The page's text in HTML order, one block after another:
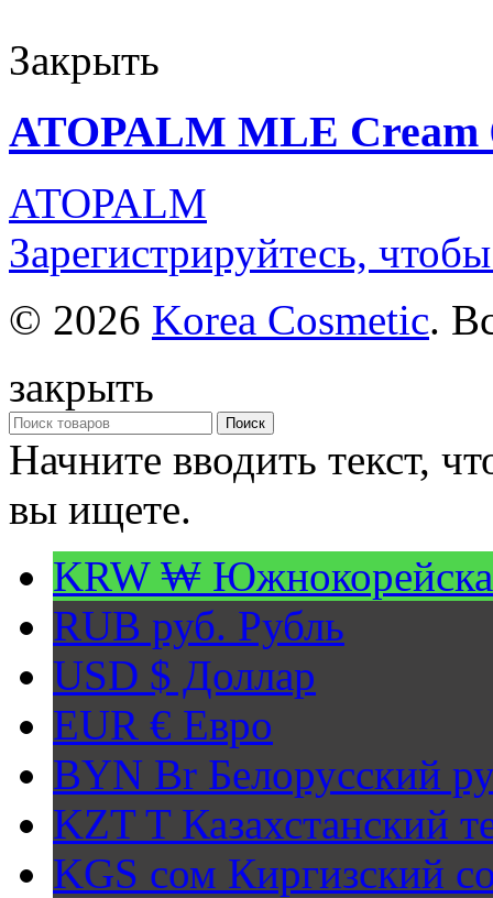
Закрыть
ATOPALM MLE Cream
ATOPALM
Зарегистрируйтесь,
© 2026 Korea Cosmetic.
закрыть
Поиск
Начните вводить текст,
вы ищете.
KRW ₩
RUB руб. Рубль
USD $ Доллар
EUR € Евро
BYN Br Белорусский
KZT TКазахстанский
KGS сом Киргизский